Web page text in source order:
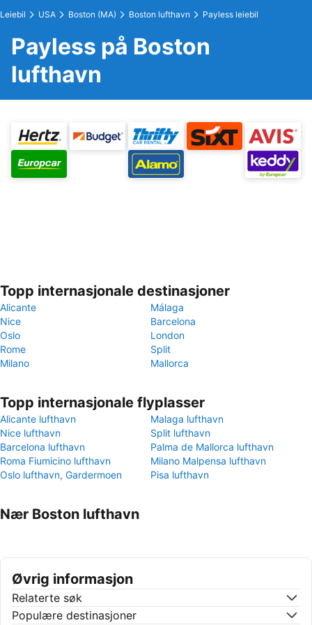
Leiebil USA Boston (MA) Boston lufthavn Payless leiebil
Payless på Boston
lufthavn
Topp internasjonale destinasjoner
Alicante
Málaga
Nice
Barcelona
Oslo
London
Rome
Split
Milano
Mallorca
Topp internasjonale flyplasser
Alicante lufthavn
Malaga lufthavn
Nice lufthavn
Split lufthavn
Barcelona lufthavn
Palma de Mallorca lufthavn
Roma Fiumicino lufthavn
Milano Malpensa lufthavn
Oslo lufthavn, Gardermoen
Pisa lufthavn
Nær Boston lufthavn
Øvrig informasjon
Relaterte søk
Populære destinasjoner